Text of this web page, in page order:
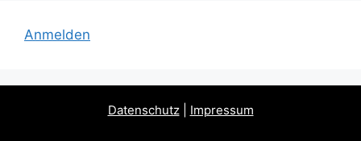
Anmelden
Datenschutz| Impressum